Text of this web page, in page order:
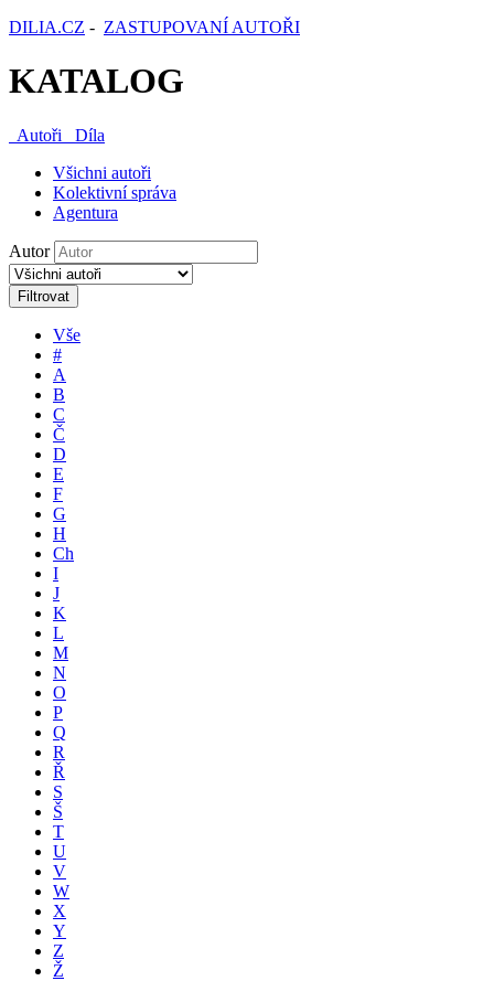
DILIA.CZ - ZASTUPOVANÍ AUTOŘI
KATALOG
Autoři
Díla
Všichni autoři
Kolektivní správa
Agentura
Autor
Filtrovat
Vše
#
A
B
C
Č
D
E
F
G
H
Ch
I
J
K
L
M
N
O
P
Q
R
Ř
S
Š
T
U
V
W
X
Y
Z
Ž